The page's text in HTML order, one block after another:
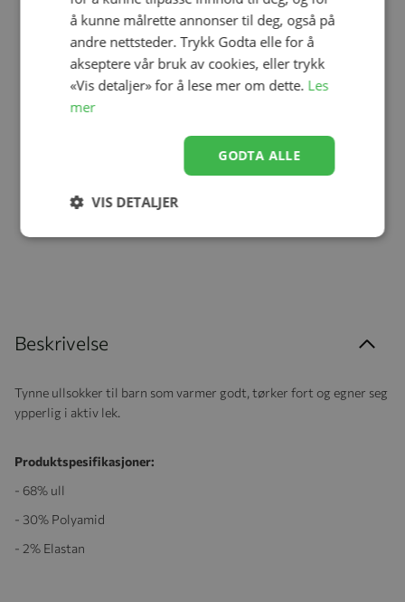
Beskrivelse
Tynne ullsokker til barn som varmer godt, tørker fort og egner seg
ypperlig i aktiv lek.
Produktspesifikasjoner:
- 68% ull
- 30% Polyamid
- 2% Elastan
Legg til
kr 49,00
Legg til
Votteklyper, Kattnakken,
å kunne målrette annonser til deg, også på
andre nettsteder. Trykk Godta elle for å
akseptere vår bruk av cookies, eller trykk
«Vis detaljer» for å lese mer om dette. Les
mer
GODTA ALLE
VIS DETALJER